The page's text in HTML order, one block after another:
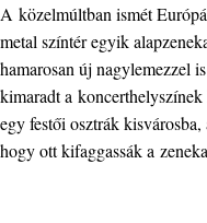
A közelmúltban ismét
metal színtér egyik
hamarosan új nagylemezzel
kimaradt a
egy festői osztrák
hogy ott kifaggassák a